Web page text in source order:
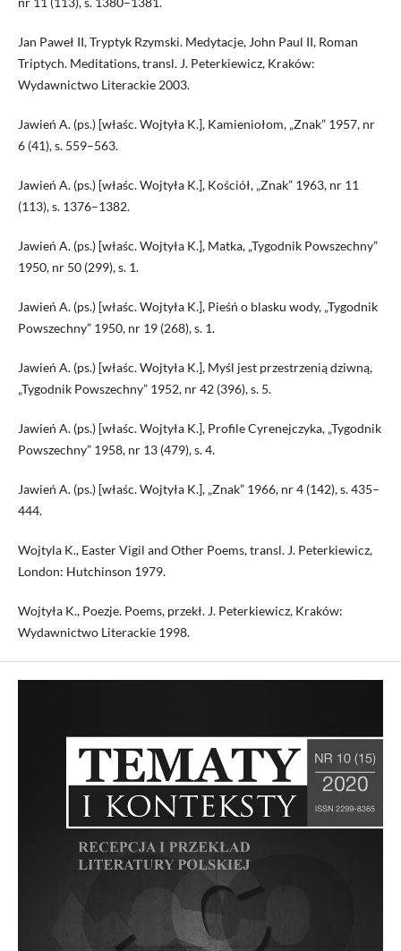
Jan Paweł II, Tryptyk Rzymski. Medytacje, John Paul II, Roman
Triptych. Meditations, transl. J. Peterkiewicz, Kraków:
Wydawnictwo Literackie 2003.
Jawień A. (ps.) [właśc. Wojtyła K.], Kamieniołom, „Znak” 1957, nr
6 (41), s. 559–563.
Jawień A. (ps.) [właśc. Wojtyła K.], Kościół, „Znak” 1963, nr 11
(113), s. 1376–1382.
Jawień A. (ps.) [właśc. Wojtyła K.], Matka, „Tygodnik Powszechny”
1950, nr 50 (299), s. 1.
Jawień A. (ps.) [właśc. Wojtyła K.], Pieśń o blasku wody, „Tygodnik
Powszechny” 1950, nr 19 (268), s. 1.
Jawień A. (ps.) [właśc. Wojtyła K.], Myśl jest przestrzenią dziwną,
„Tygodnik Powszechny” 1952, nr 42 (396), s. 5.
Jawień A. (ps.) [właśc. Wojtyła K.], Profile Cyrenejczyka, „Tygodnik
Powszechny” 1958, nr 13 (479), s. 4.
Jawień A. (ps.) [właśc. Wojtyła K.], „Znak” 1966, nr 4 (142), s. 435–
444.
Wojtyla K., Easter Vigil and Other Poems, transl. J. Peterkiewicz,
London: Hutchinson 1979.
Wojtyła K., Poezje. Poems, przekł. J. Peterkiewicz, Kraków:
Wydawnictwo Literackie 1998.